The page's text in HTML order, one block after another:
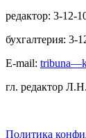
редактор: 3-12-
бухгалтерия: 3-
E-mail:
гл. редактор
Политика